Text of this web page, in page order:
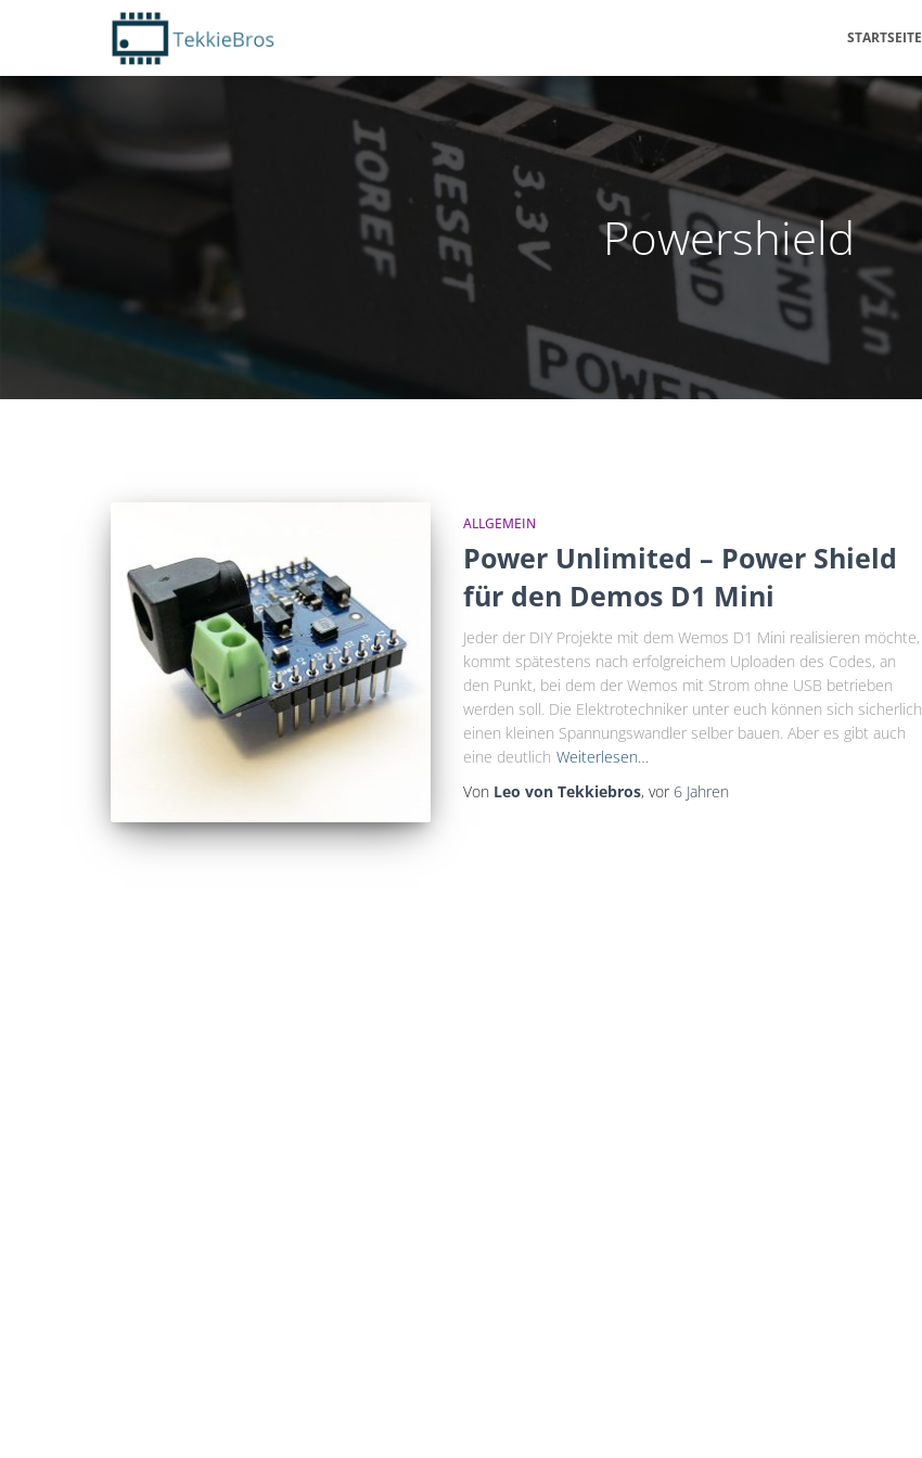
STARTSEITE
Powershield
ALLGEMEIN
Power Unlimited – Power Shield
für den Demos D1 Mini
Jeder der DIY Projekte mit dem Wemos D1 Mini realisieren möchte,
kommt spätestens nach erfolgreichem Uploaden des Codes, an
den Punkt, bei dem der Wemos mit Strom ohne USB betrieben
werden soll. Die Elektrotechniker unter euch können sich sicherlich
einen kleinen Spannungswandler selber bauen. Aber es gibt auch
eine deutlich Weiterlesen…
Von Leo von Tekkiebros, vor 6 Jahren